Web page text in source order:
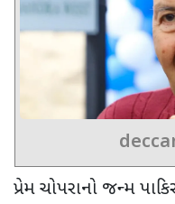
પ્રેમ ચોપરાનો જન્મ